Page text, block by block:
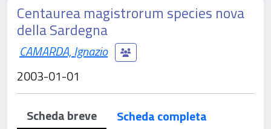
Centaurea magistrorum species nova
della Sardegna
CAMARDA, Ignazio
2003-01-01
Scheda breve
Scheda completa